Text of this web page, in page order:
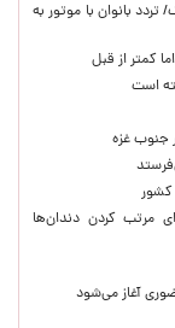
بانوان با موتور به‌
کمتر از قبل
جنوب غزه
کشور
مرتب کردن دندان‌ها